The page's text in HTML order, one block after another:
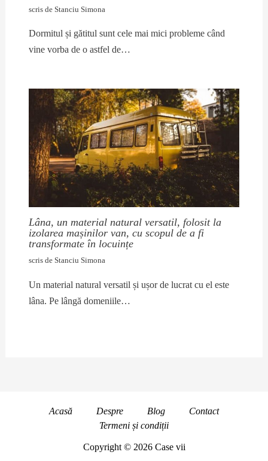
scris deStanciu Simona
Dormitul și gătitul sunt cele mai mici probleme când
vine vorba de o astfel de…
Lâna, un material natural versatil, folosit la
izolarea mașinilor van, cu scopul de a fi
transformate în locuințe
scris deStanciu Simona
Un material natural versatil și ușor de lucrat cu el este
lâna. Pe lângă domeniile…
Acasă Despre Blog
Contact
Termeni și condiții
Copyright © 2026 Case vii